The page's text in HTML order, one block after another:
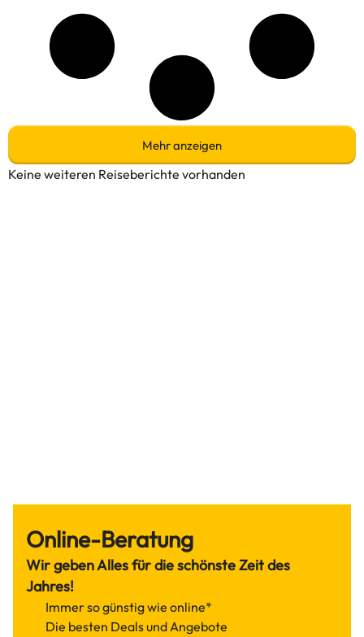
Mehr anzeigen
Keine weiteren Reiseberichte vorhanden
Online-Beratung
Wir geben Alles für die schönste Zeit des
Jahres!
Immer so günstig wie online*
Die besten Deals und Angebote